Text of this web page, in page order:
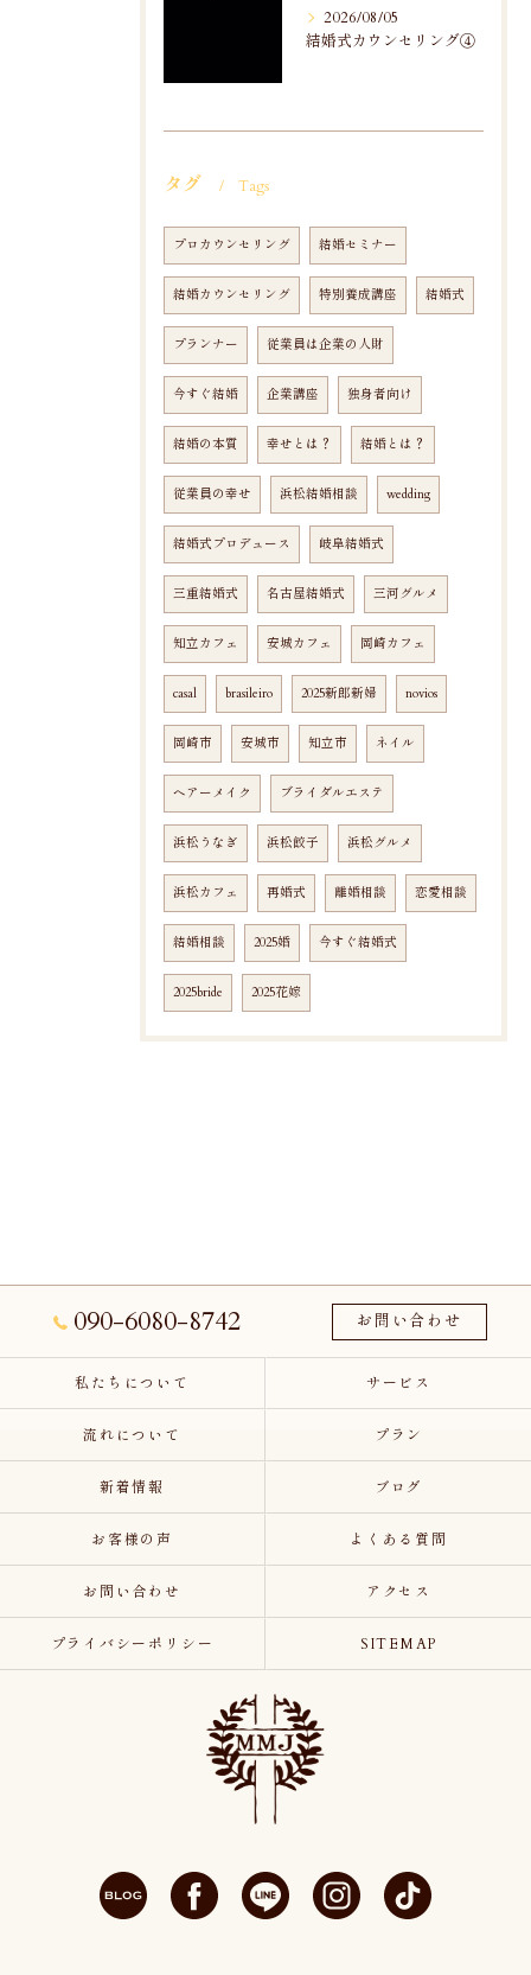
2026/08/05
結婚式カウンセリング④
タグ Tags
プロカウンセリング 結婚セミナー
結婚カウンセリング 特別養成講座 結婚式
プランナー 従業員は企業の人財
今すぐ結婚 企業講座 独身者向け
結婚の本質 幸せとは？ 結婚とは？
従業員の幸せ 浜松結婚相談 wedding
結婚式プロデュース 岐阜結婚式
三重結婚式 名古屋結婚式 三河グルメ
知立カフェ 安城カフェ 岡崎カフェ
casal brasileiro 2025新郎新婦 novios
岡崎市 安城市 知立市 ネイル
ヘアーメイク ブライダルエステ
浜松うなぎ 浜松餃子 浜松グルメ
浜松カフェ 再婚式 離婚相談 恋愛相談
結婚相談 2025婚 今すぐ結婚式
2025bride 2025花嫁
090-6080-8742 お問い合わせ
私たちについて サービス
流れについて プラン
新着情報 ブログ
お客様の声 よくある質問
お問い合わせ アクセス
プライバシーポリシー SITEMAP